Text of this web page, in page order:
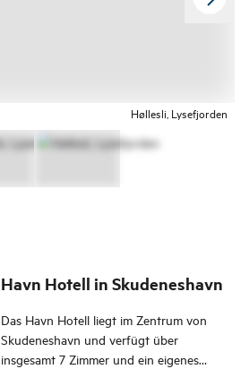
Høllesli, Lysefjorden
Havn Hotell in Skudeneshavn
Das Havn Hotell liegt im Zentrum von
Skudeneshavn und verfügt über
insgesamt 7 Zimmer und ein eigenes